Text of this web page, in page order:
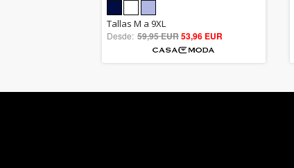
5.00
out of 5
Tallas M a 9XL
Desde: 59,95 EUR53,96 EUR